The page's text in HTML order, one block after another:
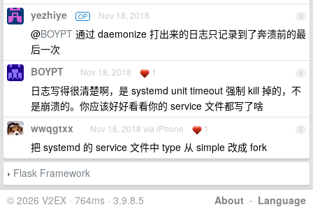
3
yezhiye OP Nov 18, 2018
@BOYPT 通过 daemonize 打出来的日志只记录到了奔溃前的最
后一次
4
BOYPT Nov 18, 2018 1
日志写得很清楚啊，是 systemd unit timeout 强制 kill 掉的，不
是崩溃的。你应该好好看看你的 service 文件都写了啥
5
wwqgtxx Nov 18, 2018 via iPhone 1
把 systemd 的 service 文件中 type 从 simple 改成 fork
› Flask Framework
About · Language
© 2026 V2EX · 764ms · 3.9.8.5